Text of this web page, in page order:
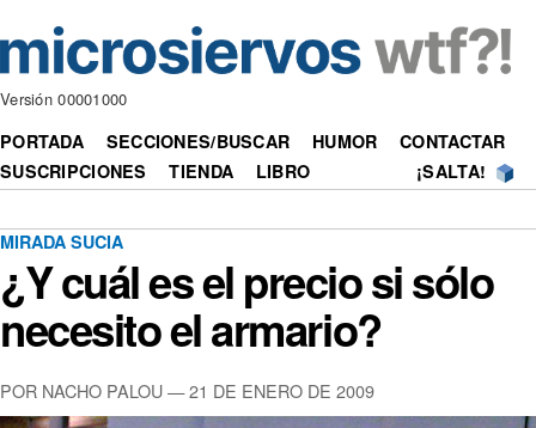
Versión 00001000
PORTADA SECCIONES/BUSCAR HUMOR
CONTACTAR
SUSCRIPCIONES
TIENDA LIBRO ¡SALTA!
MIRADA SUCIA
¿Y cuál es el precio si sólo
necesito el armario?
POR NACHO PALOU —21 DE ENERO DE 2009